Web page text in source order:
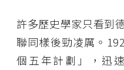
許多歷史學家只看到
聯同樣後勁凌厲。
個五年計劃」，迅